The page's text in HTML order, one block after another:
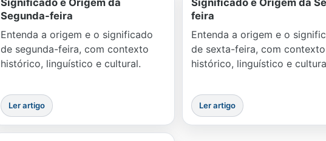
Segunda-feira
Entenda a origem e o significado
de segunda-feira, com contexto
histórico, linguístico e cultural.
Ler artigo
feira
Entenda a origem e o
de sexta-feira, com contexto
histórico, linguístico e
Ler artigo